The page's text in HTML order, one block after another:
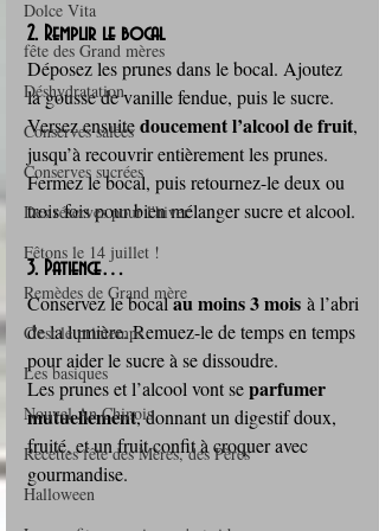
Dolce Vita
fête des Grand mères
Déshydratation
Conserves salées
Conserves sucrées
Des réserves pour l'hiver
Fêtons le 14 juillet !
Remèdes de Grand mère
C'est le printemps
Les basiques
Nouvel An Chinois
Recettes fête des Mères, des Pères
Halloween
2. Remplir le bocal
Déposez les prunes dans le bocal. Ajoutez
la gousse de vanille fendue, puis le sucre.
Versez ensuite doucement l’alcool de fruit,
jusqu’à recouvrir entièrement les prunes.
Fermez le bocal, puis retournez-le deux ou
trois fois pour bien mélanger sucre et alcool.
3. Patience…
Conservez le bocal au moins 3 mois à l’abri
de la lumière. Remuez-le de temps en temps
pour aider le sucre à se dissoudre.
Les prunes et l’alcool vont se parfumer
mutuellement, donnant un digestif doux,
fruité, et un fruit confit à croquer avec
gourmandise.